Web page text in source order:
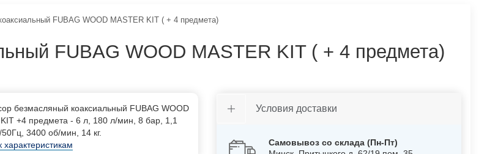
FUBAG WOOD MASTER KIT ( + 4 предмета)
FUBAG WOOD MASTER KIT ( + 4 предмета)
безмасляный коаксиальный FUBAG WOOD
+4 предмета - 6 л, 180 л/мин, 8 бар, 1,1
50Гц, 3400 об/мин, 14 кг.
характеристикам
Условия доставки
Самовывоз со склада (Пн-Пт)